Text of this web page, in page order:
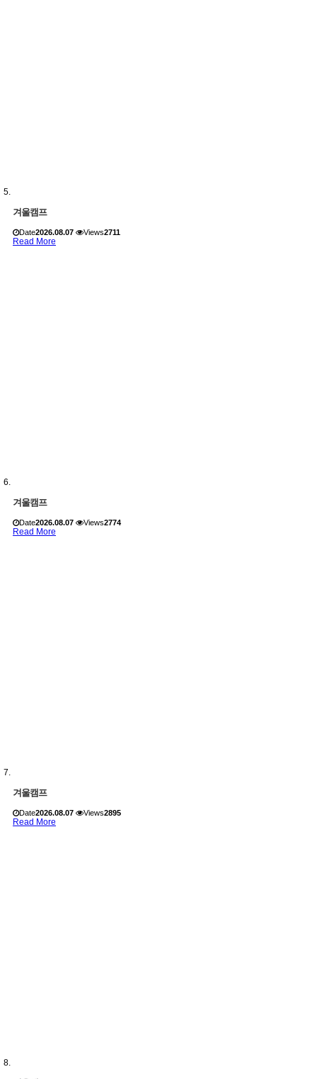
겨울캠프
Date2026.08.07 Views2711
Read More
겨울캠프
Date2026.08.07 Views2774
Read More
겨울캠프
Date2026.08.07 Views2895
Read More